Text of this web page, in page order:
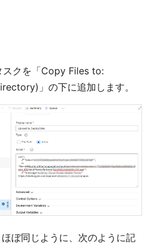
スクを「Copy Files to:
」の下に追加します。
ぼ同じように、次のように記